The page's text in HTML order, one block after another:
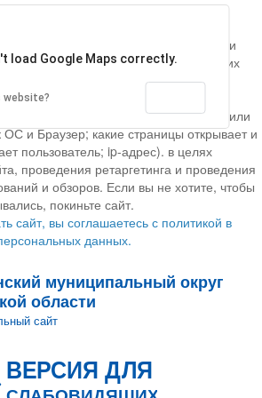
данных
наш сайт, вы даете согласие на
системы «Спутник/Аналитика» и
файлов cookie, пользовательских
тип и версия ОС, тип и
и разрешение его экрана;
на сайт пользователь; с какого сайта или
и Браузер; какие страницы открывает и
пользователь; ip-адрес). в целях
проведения ретаргетинга и проведения
и обзоров. Если вы не хотите, чтобы
покиньте сайт.
сайт, вы соглашаетесь с политикой в
данных.
load Google Maps correctly.
website?